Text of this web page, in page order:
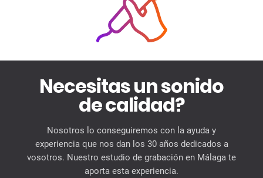
Necesitas un sonido
de calidad?
Nosotros lo conseguiremos con la ayuda y
experiencia que nos dan los 30 años dedicados a
vosotros. Nuestro estudio de grabación en Málaga te
aporta esta experiencia.